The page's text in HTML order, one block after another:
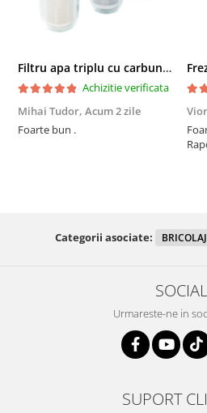
Filtru apa triplu cu carbune/bumbac/sita 3x3/4"*10
Achizitie verificata
Mihai Tudor, Acum 2 zile
Foarte bun .
Categorii asociate: BRICOLAJ
SOCIAL
Urmareste-ne in
SUPORT